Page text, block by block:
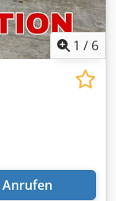
1 / 6
Anrufen